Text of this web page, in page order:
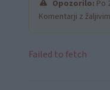
Opozorilo: Po
Komentarji z
Failed to fetch